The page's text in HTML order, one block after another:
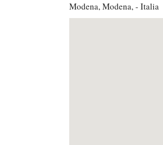
Modena, Modena, - Italia